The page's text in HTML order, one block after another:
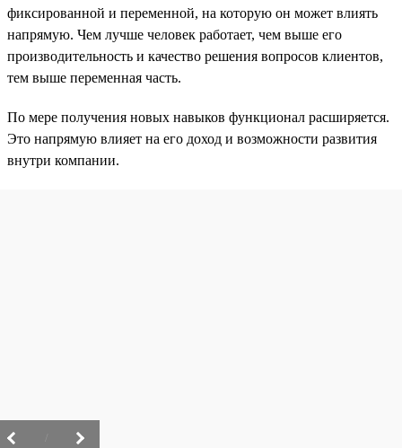
фиксированной и переменной, на которую он может влиять
напрямую. Чем лучше человек работает, чем выше его
производительность и качество решения вопросов клиентов,
тем выше переменная часть.
По мере получения новых навыков функционал расширяется.
Это напрямую влияет на его доход и возможности развития
внутри компании.